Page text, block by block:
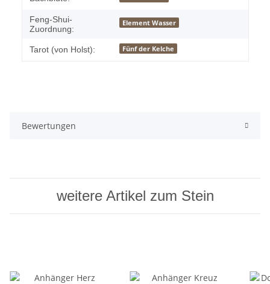
Feng-Shui-
Zuordnung:
Element Wasser
Tarot (von Holst): Fünf der Kelche
Bewertungen
weitere Artikel zum Stein